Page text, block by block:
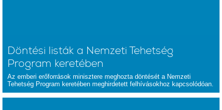
Döntési listák a Nemzeti Tehetség
Program keretében
Az emberi erőforrások minisztere meghozta döntését a Nemzeti
Tehetség Program keretében meghirdetett felhívásokhoz kapcsolódóan.